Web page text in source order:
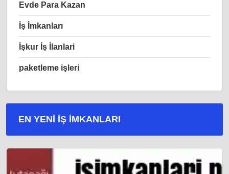
Evde Para Kazan
İş İmkanları
İşkur İş İlanlari
paketleme işleri
EN YENI İŞ IMKANLARI